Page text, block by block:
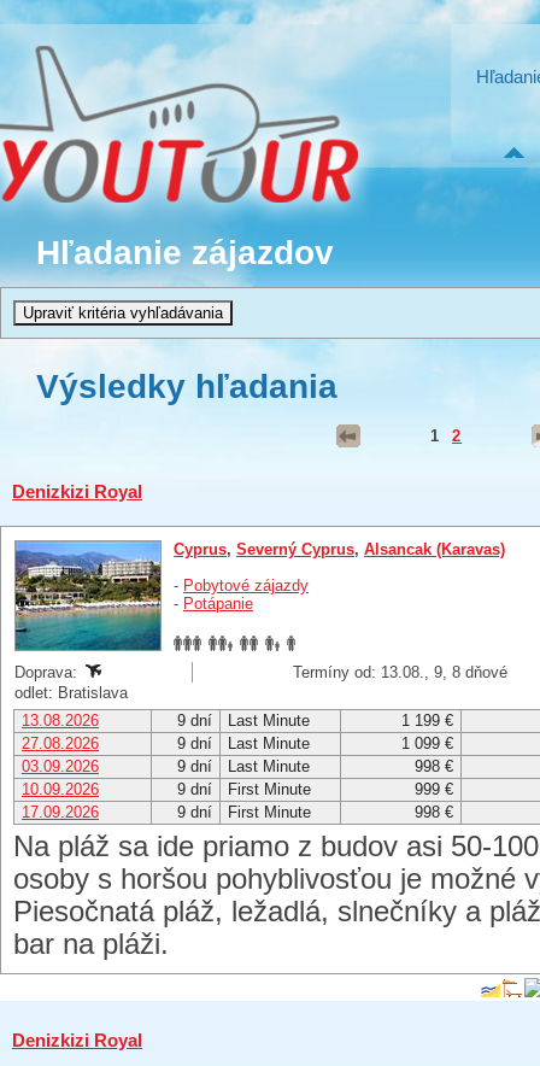
Hľadanie zájazdov
Výsledky hľadania
1 2
Denizkizi Royal
Cyprus, Severný Cyprus, Alsancak (Karavas)
- Pobytové zájazdy
- Potápanie
Doprava:
Termíny od: 13.08., 9, 8 dňové
odlet: Bratislava
13.08.2026
9 dní Last Minute
1 199 €
27.08.2026
9 dní Last Minute
1 099 €
03.09.2026
9 dní Last Minute
998 €
10.09.2026
9 dní First Minute
999 €
17.09.2026
9 dní First Minute 998 €
Na pláž sa ide priamo z budov asi 50-
osoby s horšou pohyblivosťou je možné
Piesočnatá pláž, ležadlá, slnečníky a
bar na pláži.
Denizkizi Royal